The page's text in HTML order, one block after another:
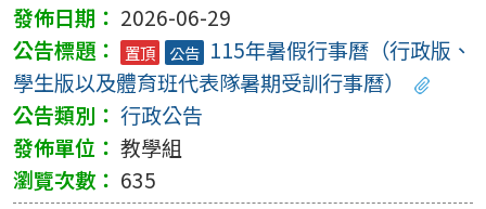
2026-06-29
置頂 公告 115年暑假行事曆（行政版、
學生版以及體育班代表隊暑期受訓行事曆）
行政公告
教學組
635